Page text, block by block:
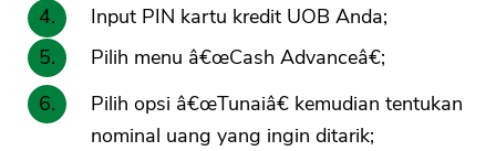
Input PIN kartu kredit UOB Anda;
Pilih menu â€œCash Advanceâ€;
Pilih opsi â€œTunaiâ€ kemudian tentukan
nominal uang yang ingin ditarik;